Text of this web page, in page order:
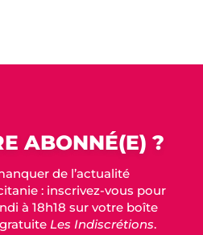
ABONNÉ(E) ?
de l’actualité
: inscrivez-vous pour
à 18h18 sur votre boîte
Les Indiscrétions.